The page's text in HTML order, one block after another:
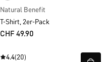
Natural Benefit
T-Shirt, 2er-Pack
CHF 49.90
4.4(20)